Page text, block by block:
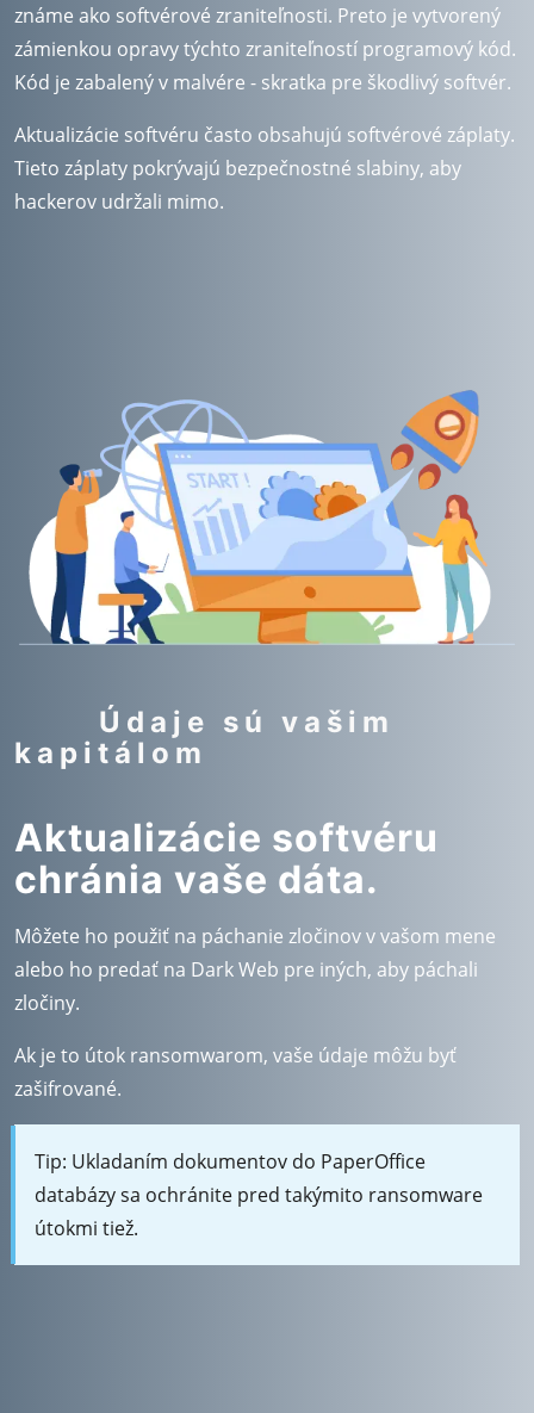
známe ako softvérové zraniteľnosti. Preto je vytvorený
zámienkou opravy týchto zraniteľností programový kód.
Kód je zabalený v malvére - skratka pre škodlivý softvér.
Aktualizácie softvéru často obsahujú softvérové záplaty.
Tieto záplaty pokrývajú bezpečnostné slabiny, aby
hackerov udržali mimo.
Údaje sú vašim
kapitálom
Aktualizácie softvéru
chránia vaše dáta.
Môžete ho použiť na páchanie zločinov v vašom mene
alebo ho predať na Dark Web pre iných, aby páchali
zločiny.
Ak je to útok ransomwarom, vaše údaje môžu byť
zašifrované.
Tip: Ukladaním dokumentov do PaperOffice
databázy sa ochránite pred takýmito ransomware
útokmi tiež.